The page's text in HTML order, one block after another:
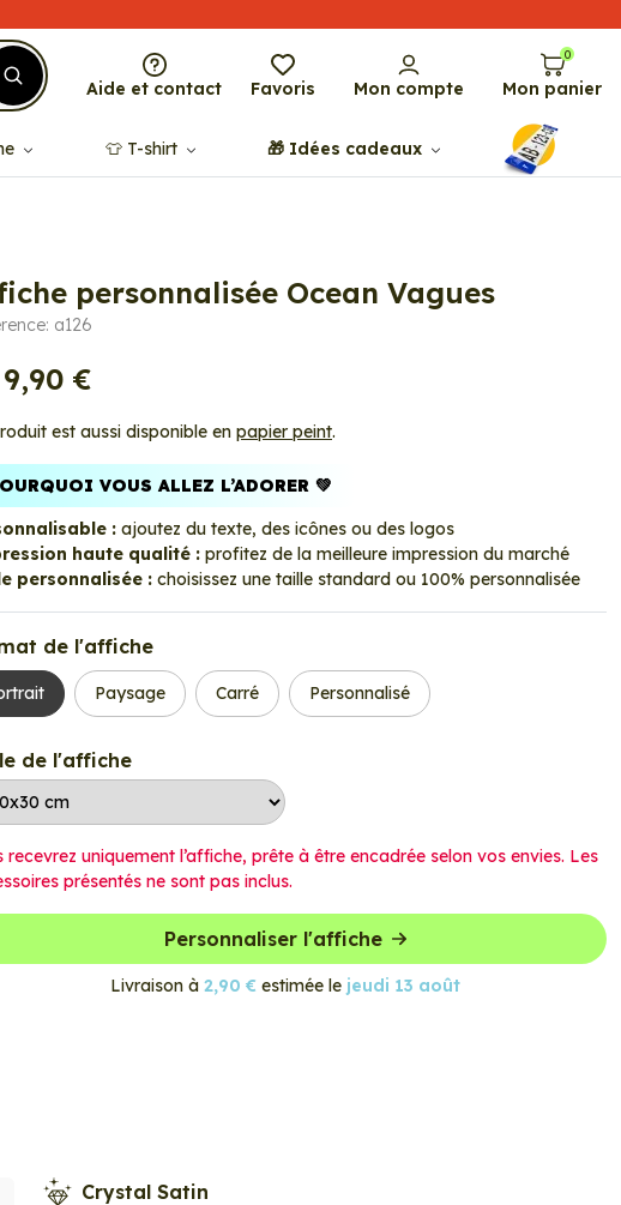
Aide et contact Favoris Mon compte
0
Mon panier
👕​​ T-shirt 🎁​ Idées cadeaux
personnalisée Ocean Vagues
a126
9,90 €
est aussi disponible en papier peint.
VOUS ALLEZ L’ADORER 💚
: ajoutez du texte, des icônes ou des logos
haute qualité : profitez de la meilleure impression du marché
personnalisée : choisissez une taille standard ou 100% personnalisée
de l'affiche
Paysage Carré Personnalisé
de l'affiche
recevrez uniquement l’affiche, prête à être encadrée selon vos envies. Les
présentés ne sont pas inclus.
Personnaliser l'affiche
Livraison à 2,90 € estimée le jeudi 13 août
Crystal Satin